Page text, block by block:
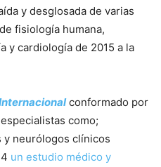
y desglosada de varias
fisiología humana,
y cardiología de 2015 a la
conformado por
como;
neurólogos clínicos
un estudio médico y